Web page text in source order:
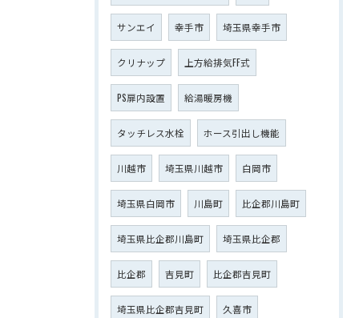
サンエイ 幸手市 埼玉県幸手市
クリナップ 上方給排気FF式
PS扉内設置 給湯暖房機
タッチレス水栓 ホース引出し機能
川越市 埼玉県川越市 白岡市
埼玉県白岡市 川島町 比企郡川島町
埼玉県比企郡川島町 埼玉県比企郡
比企郡 吉見町 比企郡吉見町
埼玉県比企郡吉見町 久喜市